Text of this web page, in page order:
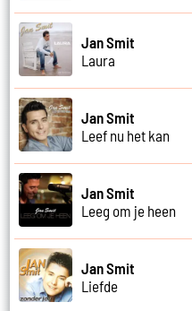
Jan Smit
Laura
Jan Smit
Leef nu het kan
Jan Smit
Leeg om je heen
Jan Smit
Liefde